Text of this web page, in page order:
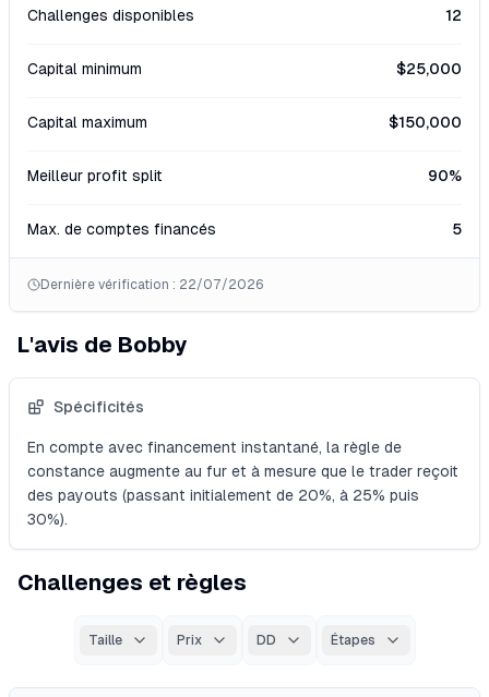
Challenges disponibles 12
Capital minimum $25,000
Capital maximum $150,000
Meilleur profit split 90%
Max. de comptes financés 5
Dernière vérification : 22/07/2026
L'avis de Bobby
Spécificités
En compte avec financement instantané, la règle de
constance augmente au fur et à mesure que le trader reçoit
des payouts (passant initialement de 20%, à 25% puis
30%).
Challenges et règles
Taille Prix DD Étapes